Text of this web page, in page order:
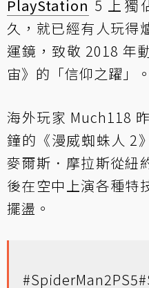
PlayStation 5 上獨
久，就已經有人玩得
運鏡，致敬 2018 年
宙》的「信仰之躍」。
海外玩家 Much118
鐘的《漫威蜘蛛人 2
麥爾斯．摩拉斯從紐
後在空中上演各種特
擺盪。
#SpiderMan2PS5